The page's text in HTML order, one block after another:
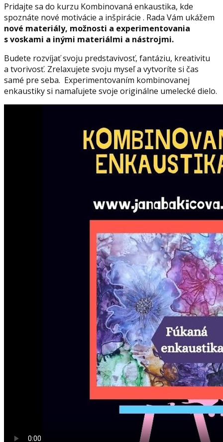
Pridajte sa do kurzu Kombinovaná enkaustika, kde
spoznáte nové motivácie a inšpirácie . Rada Vám ukážem
nové materiály, možnosti a experimentovania
s voskami a inými materiálmi a nástrojmi.
Budete rozvíjať svoju predstavivosť, fantáziu, kreativitu
a tvorivosť. Zrelaxujete svoju myseľ a vytvoríte si čas
samé pre seba. Experimentovaním kombinovanej
enkaustiky si namaľujete svoje originálne umelecké dielo.